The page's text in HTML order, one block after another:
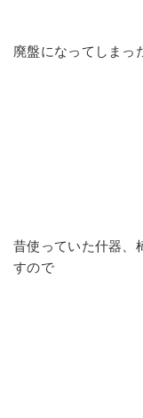
廃盤になってしまっ
昔使っていた什器、
すので